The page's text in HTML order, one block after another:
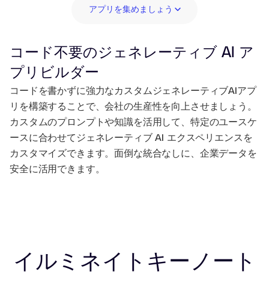
アプリを集めましょう
コード不要のジェネレーティブ AI ア
プリビルダー
コードを書かずに強力なカスタムジェネレーティブAIアプ
リを構築することで、会社の生産性を向上させましょう。
カスタムのプロンプトや知識を活用して、特定のユースケ
ースに合わせてジェネレーティブ AI エクスペリエンスを
カスタマイズできます。面倒な統合なしに、企業データを
安全に活用できます。
イルミネイトキーノート